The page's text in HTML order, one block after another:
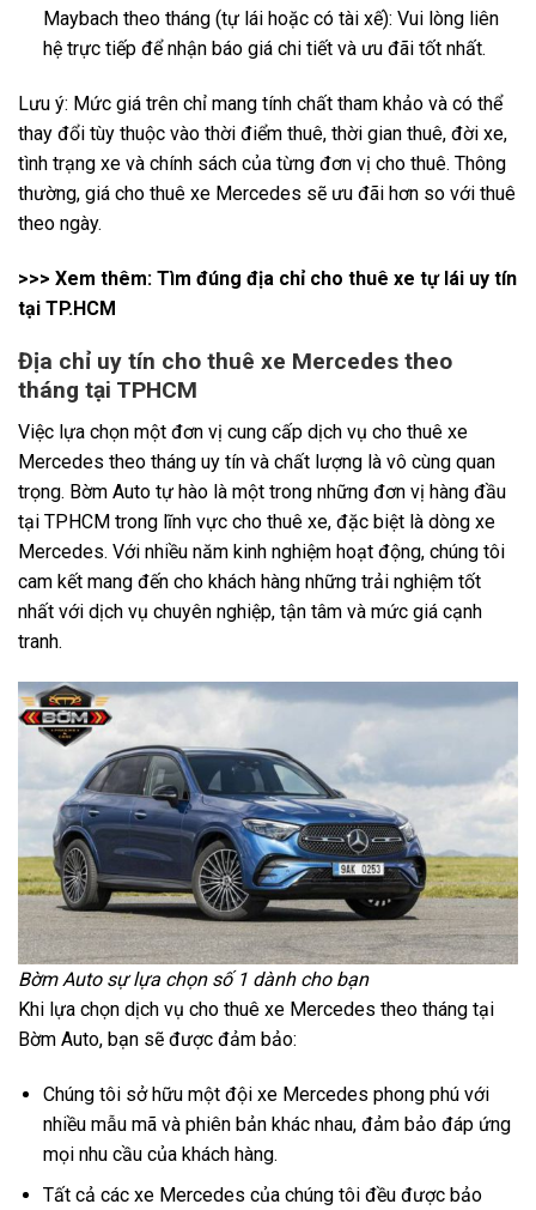
Maybach theo tháng (tự lái hoặc có tài xế): Vui lòng liên
hệ trực tiếp để nhận báo giá chi tiết và ưu đãi tốt nhất.
Lưu ý: Mức giá trên chỉ mang tính chất tham khảo và có thể
thay đổi tùy thuộc vào thời điểm thuê, thời gian thuê, đời xe,
tình trạng xe và chính sách của từng đơn vị cho thuê. Thông
thường, giá cho thuê xe Mercedes sẽ ưu đãi hơn so với thuê
theo ngày.
>>> Xem thêm: Tìm đúng địa chỉ cho thuê xe tự lái uy tín
tại TP.HCM
Địa chỉ uy tín cho thuê xe Mercedes theo
tháng tại TPHCM
Việc lựa chọn một đơn vị cung cấp dịch vụ cho thuê xe
Mercedes theo tháng uy tín và chất lượng là vô cùng quan
trọng. Bờm Auto tự hào là một trong những đơn vị hàng đầu
tại TPHCM trong lĩnh vực cho thuê xe, đặc biệt là dòng xe
Mercedes. Với nhiều năm kinh nghiệm hoạt động, chúng tôi
cam kết mang đến cho khách hàng những trải nghiệm tốt
nhất với dịch vụ chuyên nghiệp, tận tâm và mức giá cạnh
tranh.
Bờm Auto sự lựa chọn số 1 dành cho bạn
Khi lựa chọn dịch vụ cho thuê xe Mercedes theo tháng tại
Bờm Auto, bạn sẽ được đảm bảo:
Chúng tôi sở hữu một đội xe Mercedes phong phú với
nhiều mẫu mã và phiên bản khác nhau, đảm bảo đáp ứng
mọi nhu cầu của khách hàng.
Tất cả các xe Mercedes của chúng tôi đều được bảo